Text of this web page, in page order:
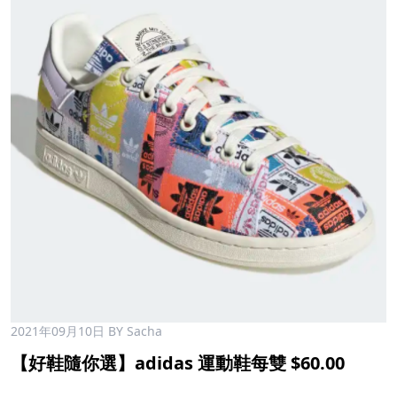
2021年09月10日 BY Sacha
【好鞋隨你選】adidas 運動鞋每雙 $60.00